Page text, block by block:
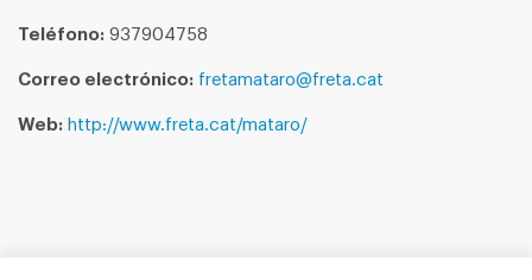
Teléfono: 937904758
Correo electrónico: fretamataro@freta.cat
Web: http://www.freta.cat/mataro/